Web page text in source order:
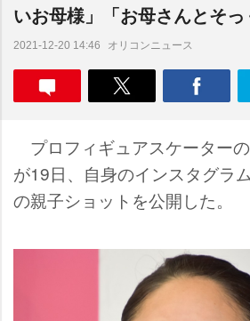
いお母様」「お母さんとそっ
2021-12-20 14:46 オリコンニュース
プロフィギュアスケーターの
が19日、自身のインスタグラ
の親子ショットを公開した。